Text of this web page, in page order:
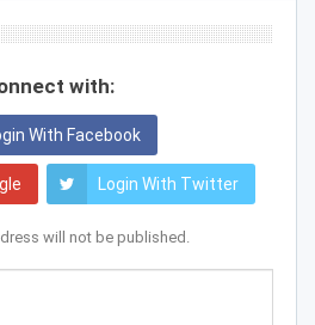
with:
With Facebook
Login With Twitter
will not be published.